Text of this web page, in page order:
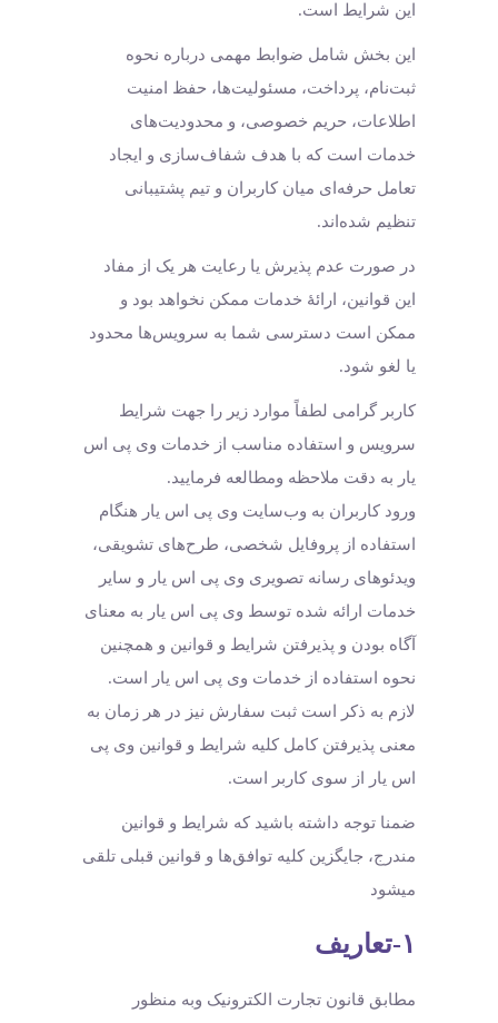
این شرایط است.
این بخش شامل ضوابط مهمی درباره نحوه
ثبت‌نام، پرداخت، مسئولیت‌ها، حفظ امنیت
اطلاعات، حریم خصوصی، و محدودیت‌های
خدمات است که با هدف شفاف‌سازی و ایجاد
تعامل حرفه‌ای میان کاربران و تیم پشتیبانی
تنظیم شده‌اند.
در صورت عدم پذیرش یا رعایت هر یک از مفاد
این قوانین، ارائهٔ خدمات ممکن نخواهد بود و
ممکن است دسترسی شما به سرویس‌ها محدود
یا لغو شود.
کاربر گرامی لطفاً موارد زیر را جهت شرایط
سرویس و استفاده مناسب از خدمات وی پی اس
یار به دقت ملاحظه ومطالعه فرمایید.
ورود کاربران به وب‏‌سایت وی پی اس یار هنگام
استفاده از پروفایل شخصی، طرح‏‌های تشویقی،
ویدئوهای رسانه تصویری وی پی اس یار و سایر
خدمات ارائه شده توسط وی پی اس یار به معنای
آگاه بودن و پذیرفتن شرایط و قوانین و همچنین
نحوه استفاده از خدمات وی پی اس یار است.
لازم به ذکر است ثبت سفارش نیز در هر زمان به
معنی پذیرفتن کامل کلیه شرایط و قوانین وی پی
اس یار از سوی کاربر است.
ضمنا توجه داشته باشید که شرایط و قوانین
مندرج، جایگزین کلیه توافق‏‌ها و قوانین قبلی تلقی
میشود
۱-تعاریف
مطابق قانون تجارت الکترونیک وبه منظور